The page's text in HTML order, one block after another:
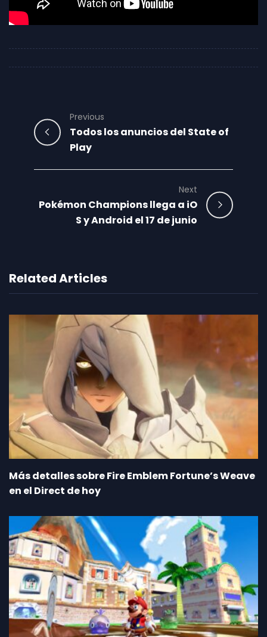
Previous
Todos los anuncios del State of
Play
Next
Pokémon Champions llega a iO
S y Android el 17 de junio
Related Articles
Más detalles sobre Fire Emblem Fortune’s Weave
en el Direct de hoy